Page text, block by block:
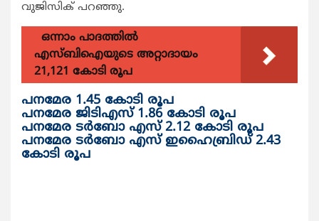
വുജിസിക് പറഞ്ഞു.
ഒന്നാം പാദത്തിൽ
എസ്ബിഐയുടെ അറ്റാദായം
21,121 കോടി രൂപ
പനമേര 1.45 കോടി രൂപ
പനമേര ജിടിഎസ് 1.86 കോടി രൂപ
പനമേര ടര്‍ബോ എസ് 2.12 കോടി രൂപ
പനമേര ടര്‍ബോ എസ് ഇഹൈബ്രിഡ് 2.43
കോടി രൂപ